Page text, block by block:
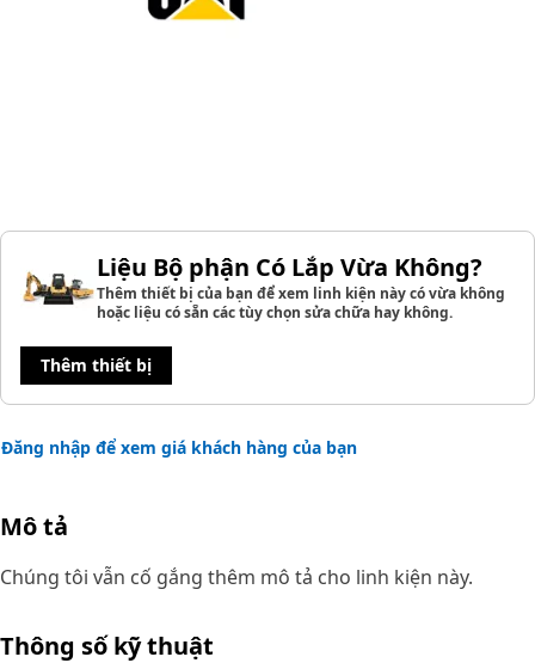
Liệu Bộ phận Có Lắp Vừa Không?
Thêm thiết bị của bạn để xem linh kiện này có vừa không
hoặc liệu có sẵn các tùy chọn sửa chữa hay không.
Thêm thiết bị
Đăng nhập để xem giá khách hàng của bạn
Mô tả
Chúng tôi vẫn cố gắng thêm mô tả cho linh kiện này.
Thông số kỹ thuật